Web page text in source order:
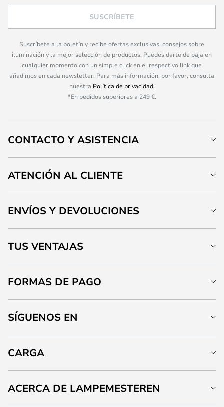
SUSCRÍBETE
Suscríbete a la boletín y recibe ofertas exclusivas, consejos sobre
iluminación y la mejor selección de productos. Puedes darte de baja en
cualquier momento con un simple click en el respectivo link que
añadimos en cada newsletter. Para más información, por favor, consulta
nuestra Política de privacidad.
*En pedidos superiores a 249 €.
CONTACTO Y ASISTENCIA
ATENCIÓN AL CLIENTE
ENVÍOS Y DEVOLUCIONES
TUS VENTAJAS
FORMAS DE PAGO
SÍGUENOS EN
CARGA
ACERCA DE LAMPEMESTEREN